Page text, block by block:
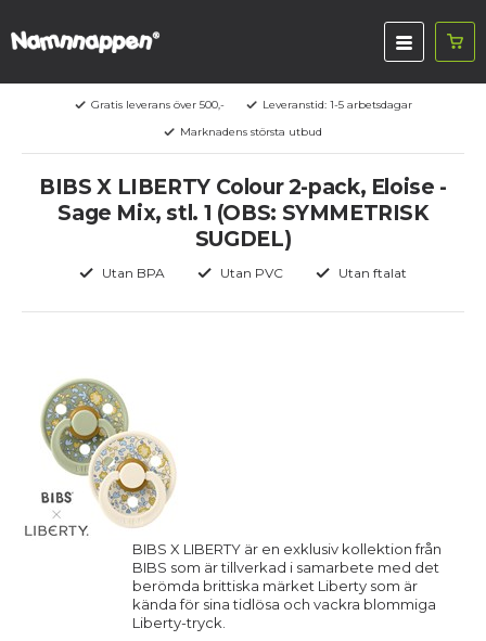
Gratis leverans över 500,-
Leveranstid: 1-5 arbetsdagar
Marknadens största utbud
BIBS X LIBERTY Colour 2-pack, Eloise -
Sage Mix, stl. 1 (OBS: SYMMETRISK
SUGDEL)
Utan BPA Utan PVC Utan ftalat
BIBS X LIBERTY är en exklusiv kollektion från
BIBS som är tillverkad i samarbete med det
berömda brittiska märket Liberty som är
kända för sina tidlösa och vackra blommiga
Liberty-tryck.